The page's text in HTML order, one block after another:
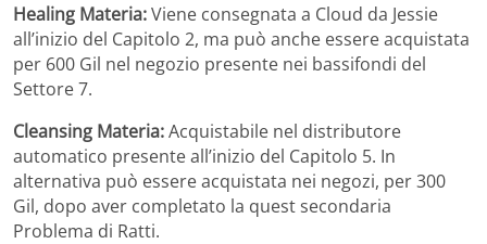
Healing Materia:Viene consegnata a Cloud da Jessie
all’inizio del Capitolo 2, ma può anche essere acquistata
per 600 Gil nel negozio presente nei bassifondi del
Settore 7.
Cleansing Materia:Acquistabile nel distributore
automatico presente all’inizio del Capitolo 5. In
alternativa può essere acquistata nei negozi, per 300
Gil, dopo aver completato la quest secondaria
Problema di Ratti.